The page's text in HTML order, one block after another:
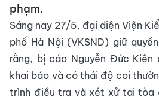
phạm.
Sáng nay 27/5, đại diện Viện
phố Hà Nội (VKSND) giữ
rằng, bị cáo Nguyễn Đức Kiên
khai báo và có thái độ coi
trình điều tra và xét xử tại tòa